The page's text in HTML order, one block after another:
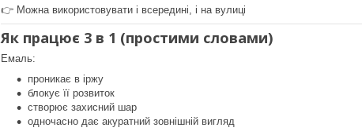
👉 Можна використовувати і всередині, і на вулиці
Як працює 3 в 1 (простими словами)
Емаль:
проникає в іржу
блокує її розвиток
створює захисний шар
одночасно дає акуратний зовнішній вигляд